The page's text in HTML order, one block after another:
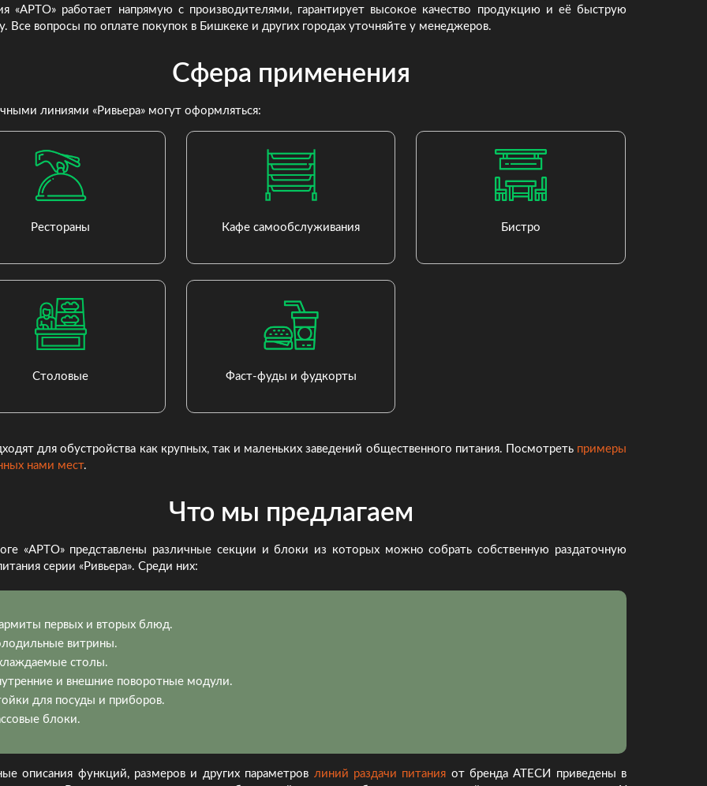
«АРТО» работает напрямую с производителями, гарантирует высокое качество продукцию и её быструю
Все вопросы по оплате покупок в Бишкеке и других городах уточняйте у менеджеров.
Сфера применения
линиями «Ривьера» могут оформляться:
Рестораны Кафе самообслуживания Бистро
Столовые Фаст-фуды и фудкорты
для обустройства как крупных, так и маленьких заведений общественного питания. Посмотреть примеры
нами мест.
Что мы предлагаем
«АРТО» представлены различные секции и блоки из которых можно собрать собственную раздаточную
серии «Ривьера». Среди них:
первых и вторых блюд.
витрины.
столы.
и внешние поворотные модули.
для посуды и приборов.
блоки.
описания функций, размеров и других параметров линий раздачи питания от бренда АТЕСИ приведены в